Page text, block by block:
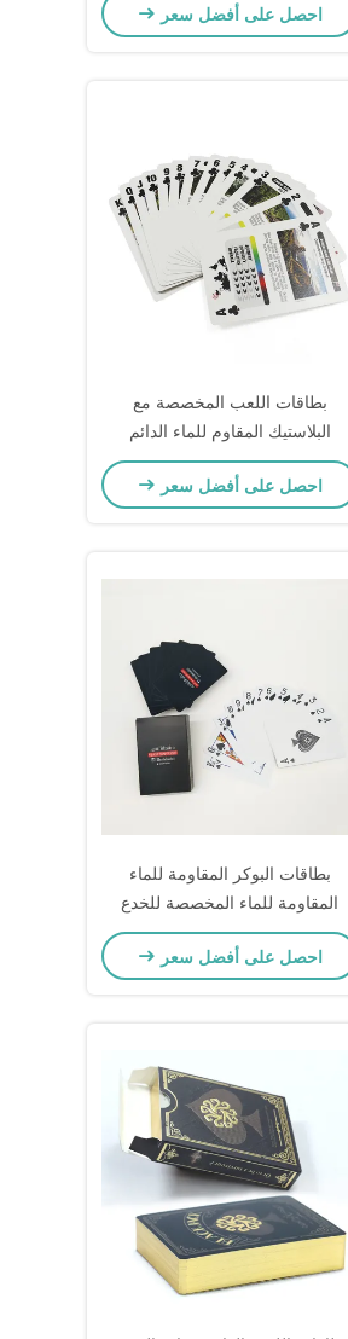
احصل على أفضل سعر
بطاقات اللعب المخصصة مع
البلاستيك المقاوم للماء الدائم
وطباعة الشعار الشخصية
احصل على أفضل سعر
بطاقات البوكر المقاومة للماء
المقاومة للماء المخصصة للخدع
السحرية وألعاب الطاولة
احصل على أفضل سعر